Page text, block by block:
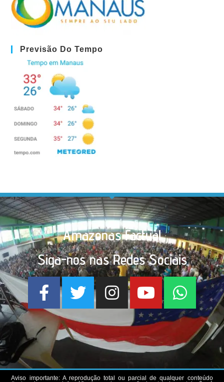
Previsão Do Tempo
Amazonas Factual
Siga-nos nas Redes Sociais
Aviso importante: A reprodução total ou parcial de qualquer conteúdo